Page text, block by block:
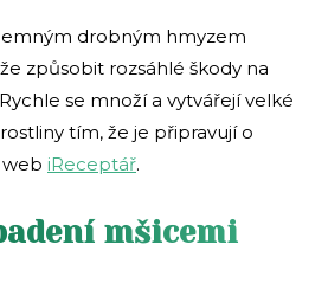
drobným hmyzem
způsobit rozsáhlé škody na
se množí a vytvářejí velké
tím, že je připravují o
web iReceptář.
mšicemi